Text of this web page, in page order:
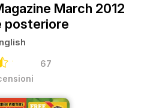
March 2012
posteriore
67